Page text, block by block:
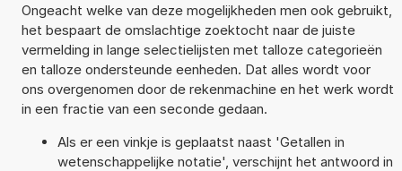
Ongeacht welke van deze mogelijkheden men ook gebruikt,
het bespaart de omslachtige zoektocht naar de juiste
vermelding in lange selectielijsten met talloze categorieën
en talloze ondersteunde eenheden. Dat alles wordt voor
ons overgenomen door de rekenmachine en het werk wordt
in een fractie van een seconde gedaan.
Als er een vinkje is geplaatst naast 'Getallen in
wetenschappelijke notatie', verschijnt het antwoord in